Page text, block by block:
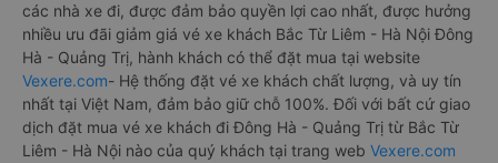
các nhà xe đi, được đảm bảo quyền lợi cao nhất, được hưởng
nhiều ưu đãi giảm giá vé xe khách Bắc Từ Liêm - Hà Nội Đông
Hà - Quảng Trị, hành khách có thể đặt mua tại website
Vexere.com- Hệ thống đặt vé xe khách chất lượng, và uy tín
nhất tại Việt Nam, đảm bảo giữ chỗ 100%. Đối với bất cứ giao
dịch đặt mua vé xe khách đi Đông Hà - Quảng Trị từ Bắc Từ
Liêm - Hà Nội nào của quý khách tại trang web Vexere.com